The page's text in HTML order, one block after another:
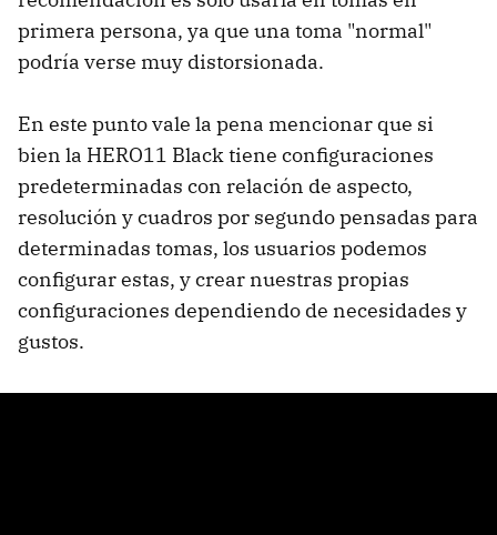
primera persona, ya que una toma "normal"
podría verse muy distorsionada.
En este punto vale la pena mencionar que si
bien la HERO11 Black tiene configuraciones
predeterminadas con relación de aspecto,
resolución y cuadros por segundo pensadas para
determinadas tomas, los usuarios podemos
configurar estas, y crear nuestras propias
configuraciones dependiendo de necesidades y
gustos.